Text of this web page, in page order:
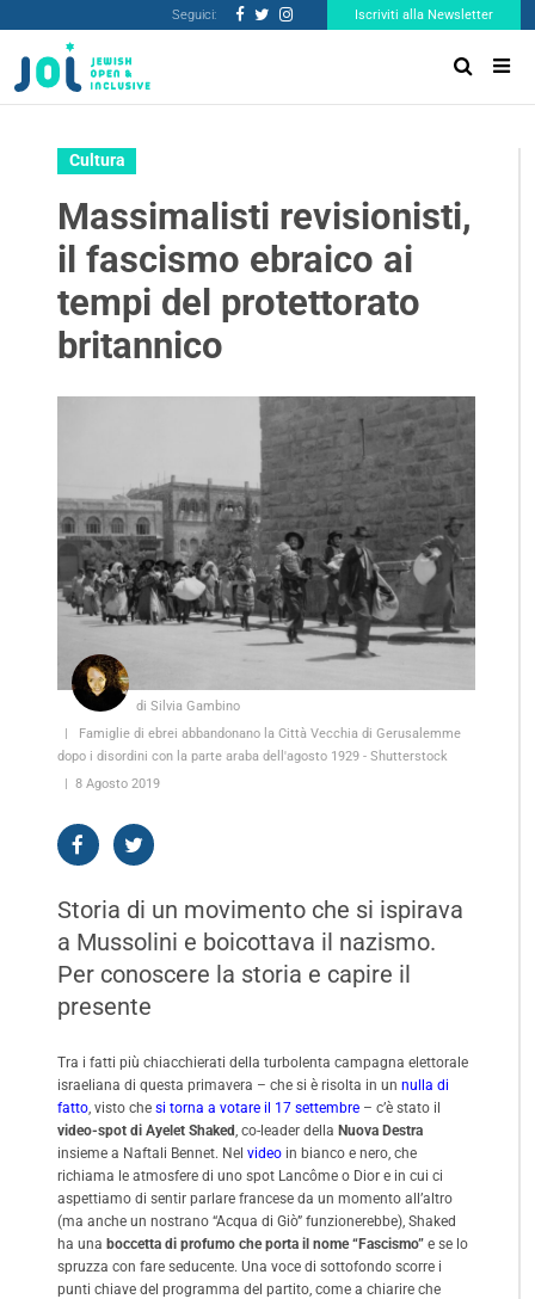
Seguici: Iscriviti alla Newsletter
Cultura
Massimalisti revisionisti,
il fascismo ebraico ai
tempi del protettorato
britannico
di Silvia Gambino
Famiglie di ebrei abbandonano la Città Vecchia di Gerusalemme
dopo i disordini con la parte araba dell'agosto 1929 - Shutterstock
8 Agosto 2019
Storia di un movimento che si ispirava
a Mussolini e boicottava il nazismo.
Per conoscere la storia e capire il
presente
Tra i fatti più chiacchierati della turbolenta campagna elettorale
israeliana di questa primavera – che si è risolta in un nulla di
fatto, visto che si torna a votare il 17 settembre – c’è stato il
video-spot di Ayelet Shaked, co-leader della Nuova Destra
insieme a Naftali Bennet. Nel video in bianco e nero, che
richiama le atmosfere di uno spot Lancôme o Dior e in cui ci
aspettiamo di sentir parlare francese da un momento all’altro
(ma anche un nostrano “Acqua di Giò” funzionerebbe), Shaked
ha una boccetta di profumo che porta il nome “Fascismo” e se lo
spruzza con fare seducente. Una voce di sottofondo scorre i
punti chiave del programma del partito, come a chiarire che